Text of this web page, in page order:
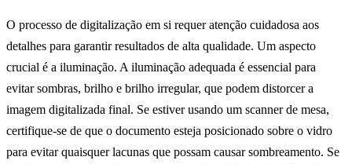
O processo de digitalização em si requer atenção cuidadosa aos
detalhes para garantir resultados de alta qualidade. Um aspecto
crucial é a iluminação. A iluminação adequada é essencial para
evitar sombras, brilho e brilho irregular, que podem distorcer a
imagem digitalizada final. Se estiver usando um scanner de mesa,
certifique-se de que o documento esteja posicionado sobre o vidro
para evitar quaisquer lacunas que possam causar sombreamento. Se